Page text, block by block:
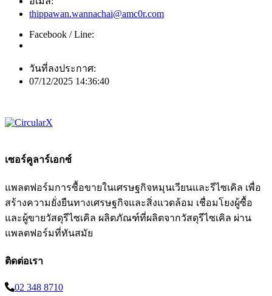
thippawan.wannachai@amc0r.com
Facebook / Line:
วันที่ลงประกาศ:
07/12/2025 14:36:40
เซอร์คูลาร์เอกซ์
แพลตฟอร์มการซื้อขายในเศรษฐกิจหมุนเวียนและรีไซเคิล เพื่อ
สร้างความยั่งยืนทางเศรษฐกิจและสิ่งแวดล้อม เชื่อมโยงผู้ซื้อ
และผู้ขายวัสดุรีไซเคิล ผลิตภัณฑ์ที่ผลิตจากวัสดุรีไซเคิล ผ่าน
แพลตฟอร์มที่ทันสมัย
ติดต่อเรา
02 348 8710